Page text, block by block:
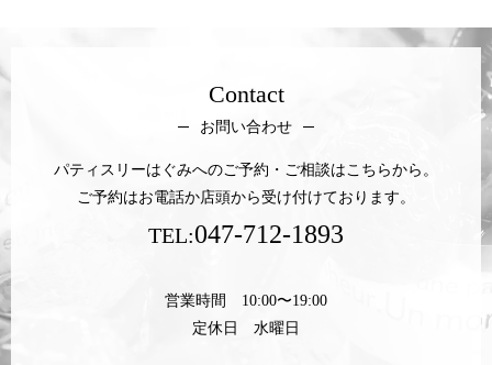
Contact
お問い合わせ
パティスリーはぐみへのご予約・ご相談はこちらから。
ご予約はお電話か店頭から受け付けております。
TEL:047-712-1893
営業時間 10:00〜19:00
定休日 水曜日